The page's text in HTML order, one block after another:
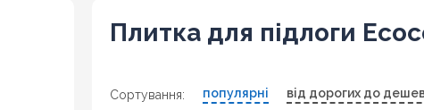
Плитка для підлоги
Сортування: популярні від дорогих до